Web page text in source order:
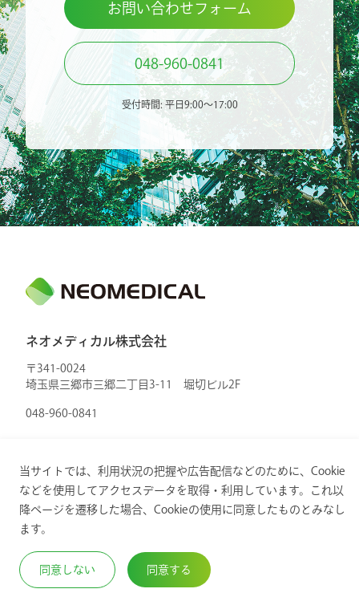
お問い合わせフォーム
048-960-0841
受付時間: 平日9:00〜17:00
ネオメディカル株式会社
〒341-0024
埼玉県三郷市三郷二丁目3-11 堀切ビル2F
048-960-0841
Copyright © 2024. ネオメディカル株式会社. All Rights
プライバシーポリシー
当サイトでは、利用状況の把握や広告配信などのために、Cookie
などを使用してアクセスデータを取得・利用しています。これ以
降ページを遷移した場合、Cookieの使用に同意したものとみなし
ます。
同意しない 同意する